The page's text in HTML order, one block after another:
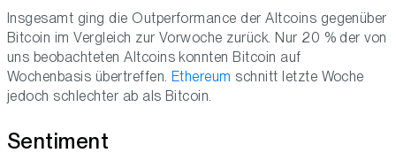
Insgesamt ging die Outperformance der Altcoins gegenüber
Bitcoin im Vergleich zur Vorwoche zurück. Nur 20 % der von
uns beobachteten Altcoins konnten Bitcoin auf
Wochenbasis übertreffen. Ethereum schnitt letzte Woche
jedoch schlechter ab als Bitcoin.
Sentiment